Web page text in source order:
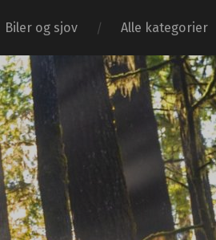
Biler og sjov Alle kategorier